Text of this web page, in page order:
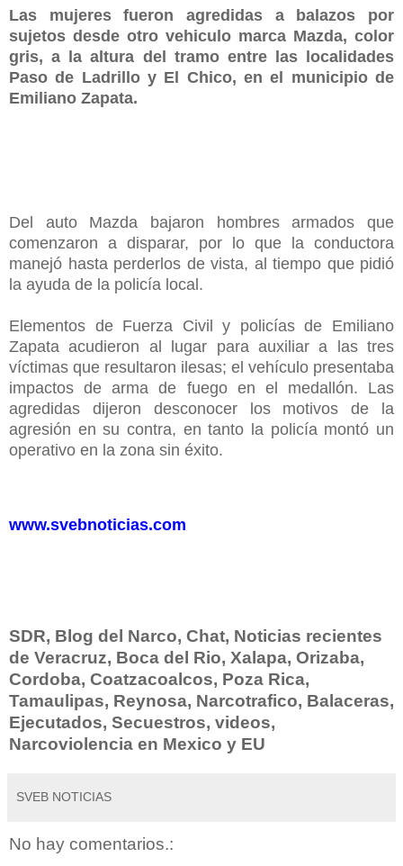
Las mujeres fueron agredidas a balazos por
sujetos desde otro vehiculo marca Mazda, color
gris, a la altura del tramo entre las localidades
Paso de Ladrillo y El Chico, en el municipio de
Emiliano Zapata.
Del auto Mazda bajaron hombres armados que
comenzaron a disparar, por lo que la conductora
manejó hasta perderlos de vista, al tiempo que pidió
la ayuda de la policía local.
Elementos de Fuerza Civil y policías de Emiliano
Zapata acudieron al lugar para auxiliar a las tres
víctimas que resultaron ilesas; el vehículo presentaba
impactos de arma de fuego en el medallón. Las
agredidas dijeron desconocer los motivos de la
agresión en su contra, en tanto la policía montó un
operativo en la zona sin éxito.
www.svebnoticias.com
SDR, Blog del Narco, Chat, Noticias recientes
de Veracruz, Boca del Rio, Xalapa, Orizaba,
Cordoba, Coatzacoalcos, Poza Rica,
Tamaulipas, Reynosa, Narcotrafico, Balaceras,
Ejecutados, Secuestros, videos,
Narcoviolencia en Mexico y EU
SVEB NOTICIAS
No hay comentarios.: